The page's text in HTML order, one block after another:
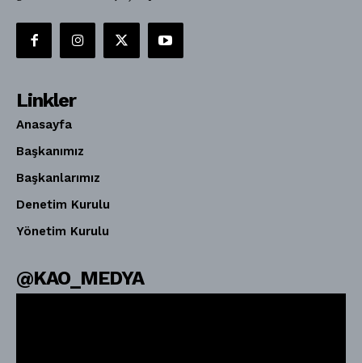
Linkler
Anasayfa
Başkanımız
Başkanlarımız
Denetim Kurulu
Yönetim Kurulu
@KAO_MEDYA